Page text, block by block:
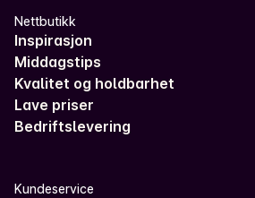
Nettbutikk
Inspirasjon
Middagstips
Kvalitet og holdbarhet
Lave priser
Bedriftslevering
Kundeservice